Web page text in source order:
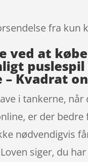
fra kun
ved at købe
puslespil
– Kvadrat
i tankerne, når
er der bedre
nødvendigvis
siger, du